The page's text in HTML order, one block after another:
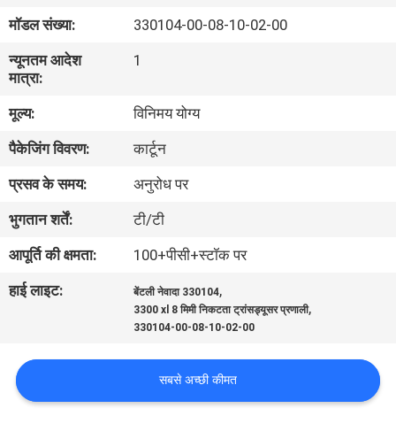
फैक्टरी
यात्रा
गुणवत्ता
नियंत्रण
हमसे
संपर्क
करें
एक
मॉडल संख्या:
330104-00-08-10-02-00
न्यूनतम आदेश
मात्रा:
1
मूल्य:
विनिमय योग्य
पैकेजिंग विवरण:
कार्टून
प्रसव के समय:
अनुरोध पर
भुगतान शर्तें:
टी/टी
आपूर्ति की क्षमता:
100+पीसी+स्टॉक पर
हाई लाइट:
बेंटली नेवादा 330104,
3300 xl 8 मिमी निकटता ट्रांसड्यूसर प्रणाली,
330104-00-08-10-02-00
सबसे अच्छी कीमत